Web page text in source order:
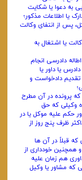
به دعوا یا شکایت
یا اطلاعات مذکور؛
پس از انتفای وکالت
یا اشتغال به
دادرسی انجام
یا داور یا
تقدیم دادخواست و
که پرونده در آن مطرح
وکیلی که حق
حکم علیه موکل یا در
ظرف پنج روز از
که قبلاً در آن ‌ها
و همچنین خودداری از
هم ‌زمان علیه
که مشاور یا وکیل